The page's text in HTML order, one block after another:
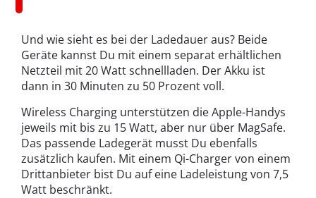
Und wie sieht es bei der Ladedauer aus? Beide
Geräte kannst Du mit einem separat erhältlichen
Netzteil mit 20 Watt schnellladen. Der Akku ist
dann in 30 Minuten zu 50 Prozent voll.
Wireless Charging unterstützen die Apple-Handys
jeweils mit bis zu 15 Watt, aber nur über MagSafe.
Das passende Ladegerät musst Du ebenfalls
zusätzlich kaufen. Mit einem Qi-Charger von einem
Drittanbieter bist Du auf eine Ladeleistung von 7,5
Watt beschränkt.